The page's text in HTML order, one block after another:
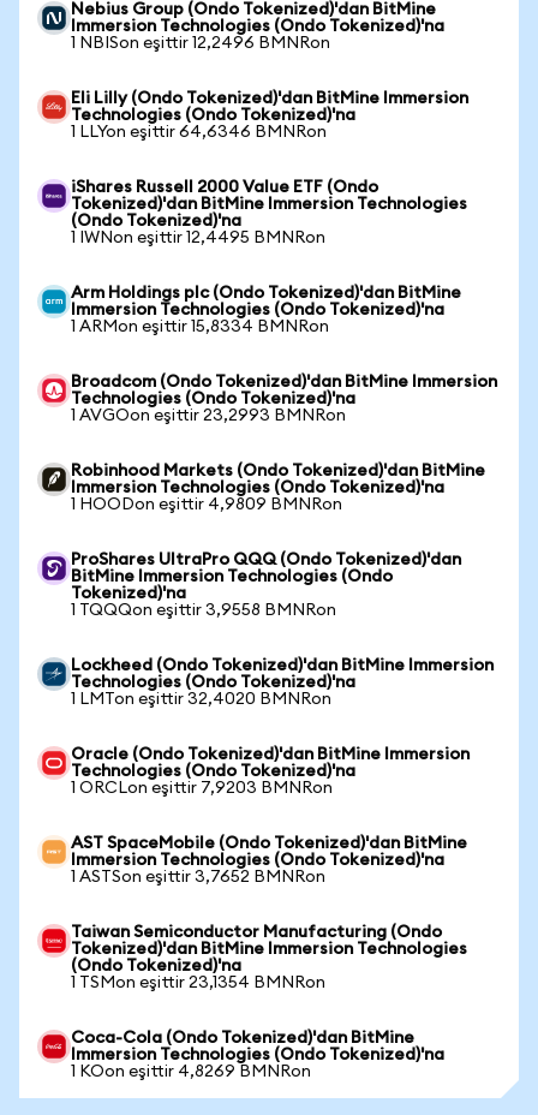
Nebius Group (Ondo Tokenized)'dan BitMine
Immersion Technologies (Ondo Tokenized)'na
1 NBISon eşittir 12,2496 BMNRon
Eli Lilly (Ondo Tokenized)'dan BitMine Immersion
Technologies (Ondo Tokenized)'na
1 LLYon eşittir 64,6346 BMNRon
iShares Russell 2000 Value ETF (Ondo
Tokenized)'dan BitMine Immersion Technologies
(Ondo Tokenized)'na
1 IWNon eşittir 12,4495 BMNRon
Arm Holdings plc (Ondo Tokenized)'dan BitMine
Immersion Technologies (Ondo Tokenized)'na
1 ARMon eşittir 15,8334 BMNRon
Broadcom (Ondo Tokenized)'dan BitMine Immersion
Technologies (Ondo Tokenized)'na
1 AVGOon eşittir 23,2993 BMNRon
Robinhood Markets (Ondo Tokenized)'dan BitMine
Immersion Technologies (Ondo Tokenized)'na
1 HOODon eşittir 4,9809 BMNRon
ProShares UltraPro QQQ (Ondo Tokenized)'dan
BitMine Immersion Technologies (Ondo
Tokenized)'na
1 TQQQon eşittir 3,9558 BMNRon
Lockheed (Ondo Tokenized)'dan BitMine Immersion
Technologies (Ondo Tokenized)'na
1 LMTon eşittir 32,4020 BMNRon
Oracle (Ondo Tokenized)'dan BitMine Immersion
Technologies (Ondo Tokenized)'na
1 ORCLon eşittir 7,9203 BMNRon
AST SpaceMobile (Ondo Tokenized)'dan BitMine
Immersion Technologies (Ondo Tokenized)'na
1 ASTSon eşittir 3,7652 BMNRon
Taiwan Semiconductor Manufacturing (Ondo
Tokenized)'dan BitMine Immersion Technologies
(Ondo Tokenized)'na
1 TSMon eşittir 23,1354 BMNRon
Coca-Cola (Ondo Tokenized)'dan BitMine
Immersion Technologies (Ondo Tokenized)'na
1 KOon eşittir 4,8269 BMNRon